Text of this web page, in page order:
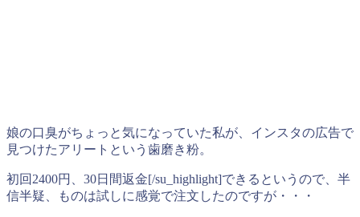
娘の口臭がちょっと気になっていた私が、インスタの広告で
見つけたアリートという歯磨き粉。
初回2400円、30日間返金[/su_highlight]できるというので、半
信半疑、ものは試しに感覚で注文したのですが・・・